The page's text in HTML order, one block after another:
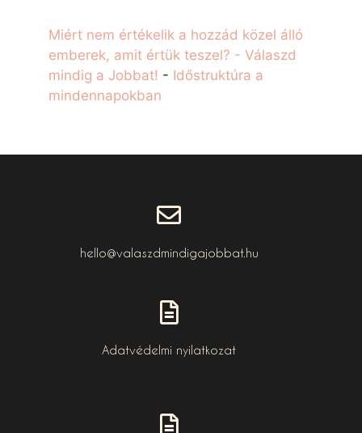
Miért nem értékelik a hozzád közel álló
emberek, amit értük teszel? - Válaszd
mindig a Jobbat! - Időstruktúra a
mindennapokban
hello@valaszdmindigajobbat.hu
Adatvédelmi nyilatkozat